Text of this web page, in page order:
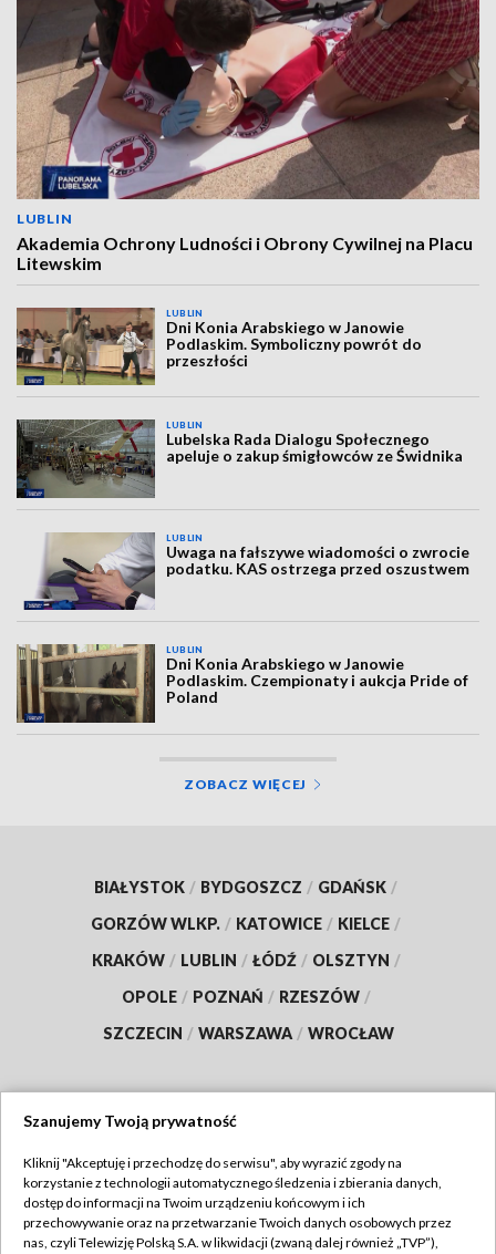
LUBLIN
Akademia Ochrony Ludności i Obrony Cywilnej na Placu
Litewskim
LUBLIN
Dni Konia Arabskiego w Janowie
Podlaskim. Symboliczny powrót do
przeszłości
LUBLIN
Lubelska Rada Dialogu Społecznego
apeluje o zakup śmigłowców ze Świdnika
LUBLIN
Uwaga na fałszywe wiadomości o zwrocie
podatku. KAS ostrzega przed oszustwem
LUBLIN
Dni Konia Arabskiego w Janowie
Podlaskim. Czempionaty i aukcja Pride of
Poland
ZOBACZ WIĘCEJ
BIAŁYSTOK / BYDGOSZCZ / GDAŃSK /
GORZÓW WLKP. / KATOWICE / KIELCE /
KRAKÓW / LUBLIN / ŁÓDŹ / OLSZTYN /
OPOLE / POZNAŃ / RZESZÓW /
SZCZECIN / WARSZAWA / WROCŁAW
TVP
Abonament TVP
Regulamin TVP
Szanujemy Twoją prywatność
Kliknij "Akceptuję i przechodzę do serwisu", aby wyrazić zgody na
korzystanie z technologii automatycznego śledzenia i zbierania danych,
dostęp do informacji na Twoim urządzeniu końcowym i ich
przechowywanie oraz na przetwarzanie Twoich danych osobowych przez
nas, czyli Telewizję Polską S.A. w likwidacji (zwaną dalej również „TVP”),